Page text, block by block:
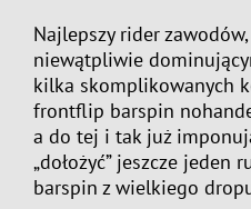
Najlepszy rider
niewątpliwie
kilka skomplikowanych
frontflip barspin
a do tej i tak już
„dołożyć” jeszcze jeden
barspin z wielkiego